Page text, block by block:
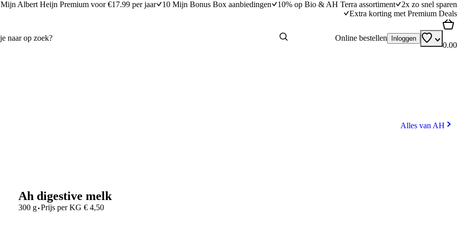
Mijn Albert Heijn Premium voor €17.99 per jaar 10 Mijn Bonus Box aanbiedingen 10% op Bio & AH Terra assortiment
2x zo snel sparen
Extra korting met Premium Deals
Online bestellen Inloggen
0.00
Alles van AH
Ah digestive melk
300 g·Prijs per KG € 4,50